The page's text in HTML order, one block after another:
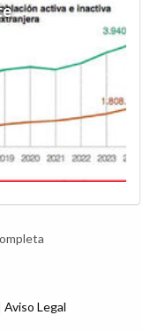
Aviso Legal